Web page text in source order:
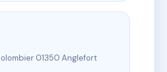
01350 Anglefort